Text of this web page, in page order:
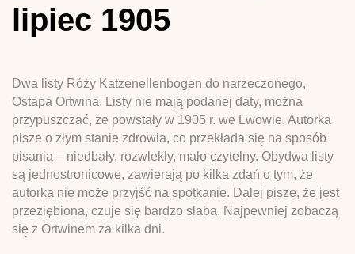
lipiec 1905
Dwa listy Róży Katzenellenbogen do narzeczonego,
Ostapa Ortwina. Listy nie mają podanej daty, można
przypuszczać, że powstały w 1905 r. we Lwowie. Autorka
pisze o złym stanie zdrowia, co przekłada się na sposób
pisania – niedbały, rozwlekły, mało czytelny. Obydwa listy
są jednostronicowe, zawierają po kilka zdań o tym, że
autorka nie może przyjść na spotkanie. Dalej pisze, że jest
przeziębiona, czuje się bardzo słaba. Najpewniej zobaczą
się z Ortwinem za kilka dni.